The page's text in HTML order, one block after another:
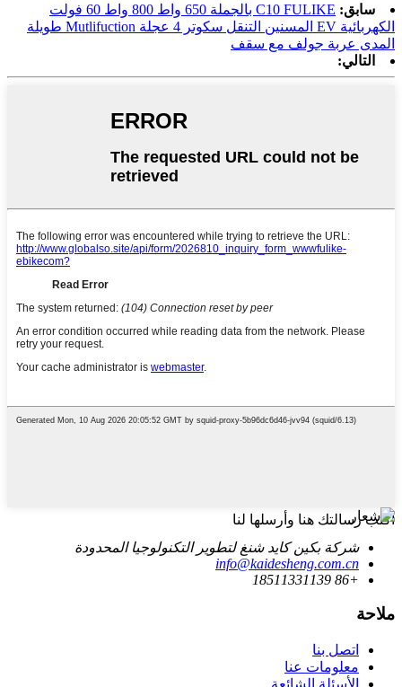
سابق:
C10 FULIKE بالجملة 650 واط 800 واط 60 فولت
الكهربائية EV المسنين التنقل سكوتر 4 عجلة Mutlifuction طويلة
المدى عربة جولف مع سقف
التالي:
اكتب رسالتك هنا وأرسلها لنا
شركة بكين كايد شنغ لتطوير التكنولوجيا المحدودة
info@kaidesheng.com.cn
+86 18511331139
ملاحة
اتصل بنا
معلومات عنا
الأسئلة الشائعة